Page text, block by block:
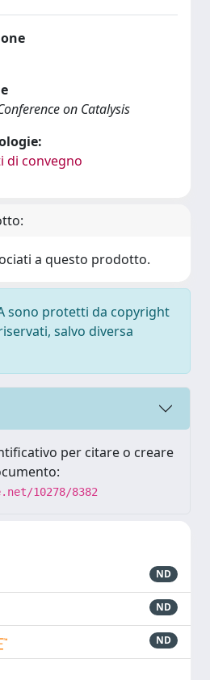
on Catalysis
di convegno
a questo prodotto.
sono protetti da copyright
salvo diversa
per citare o creare
10278/8382
ND
ND
ND